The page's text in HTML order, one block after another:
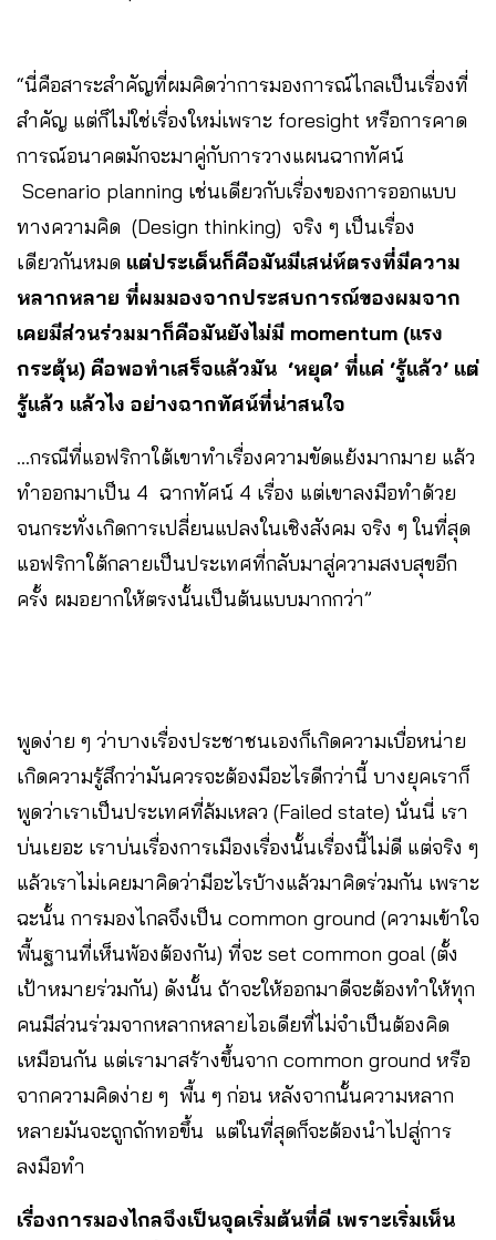
“นี่คือสาระสำคัญที่ผมคิดว่าการมองการณ์ไกลเป็นเรื่องที่
สำคัญ แต่ก็ไม่ใช่เรื่องใหม่เพราะ foresight หรือการคาด
การณ์อนาคตมักจะมาคู่กับการวางแผนฉากทัศน์
Scenario planning เช่นเดียวกับเรื่องของการออกแบบ
ทางความคิด (Design thinking) จริง ๆ เป็นเรื่อง
เดียวกันหมด แต่ประเด็นก็คือมันมีเสน่ห์ตรงที่มีความ
หลากหลาย ที่ผมมองจากประสบการณ์ของผมจาก
เคยมีส่วนร่วมมาก็คือมันยังไม่มี momentum (แรง
กระตุ้น) คือพอทำเสร็จแล้วมัน ‘หยุด’ ที่แค่ ‘รู้แล้ว’ แต่
รู้แล้ว แล้วไง อย่างฉากทัศน์ที่น่าสนใจ
…กรณีที่แอฟริกาใต้เขาทำเรื่องความขัดแย้งมากมาย แล้ว
ทำออกมาเป็น 4 ฉากทัศน์ 4 เรื่อง แต่เขาลงมือทำด้วย
จนกระทั่งเกิดการเปลี่ยนแปลงในเชิงสังคม จริง ๆ ในที่สุด
แอฟริกาใต้กลายเป็นประเทศที่กลับมาสู่ความสงบสุขอีก
ครั้ง ผมอยากให้ตรงนั้นเป็นต้นแบบมากกว่า”
พูดง่าย ๆ ว่าบางเรื่องประชาชนเองก็เกิดความเบื่อหน่าย
เกิดความรู้สึกว่ามันควรจะต้องมีอะไรดีกว่านี้ บางยุคเราก็
พูดว่าเราเป็นประเทศที่ล้มเหลว (Failed state) นั่นนี่ เรา
บ่นเยอะ เราบ่นเรื่องการเมืองเรื่องนั้นเรื่องนี้ไม่ดี แต่จริง ๆ
แล้วเราไม่เคยมาคิดว่ามีอะไรบ้างแล้วมาคิดร่วมกัน เพราะ
ฉะนั้น การมองไกลจึงเป็น common ground (ความเข้าใจ
พื้นฐานที่เห็นพ้องต้องกัน) ที่จะ set common goal (ตั้ง
เป้าหมายร่วมกัน) ดังนั้น ถ้าจะให้ออกมาดีจะต้องทำให้ทุก
คนมีส่วนร่วมจากหลากหลายไอเดียที่ไม่จำเป็นต้องคิด
เหมือนกัน แต่เรามาสร้างขึ้นจาก common ground หรือ
จากความคิดง่าย ๆ พื้น ๆ ก่อน หลังจากนั้นความหลาก
หลายมันจะถูกถักทอขึ้น แต่ในที่สุดก็จะต้องนำไปสู่การ
ลงมือทำ
เรื่องการมองไกลจึงเป็นจุดเริ่มต้นที่ดี เพราะเริ่มเห็น